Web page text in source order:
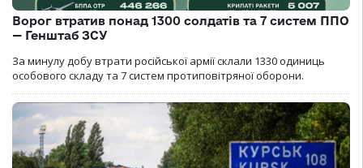
Ворог втратив понад 1300 солдатів та 7 систем ППО
— Генштаб ЗСУ
За минулу добу втрати російської армії склали 1330 одиниць
особового складу та 7 систем протиповітряної оборони.